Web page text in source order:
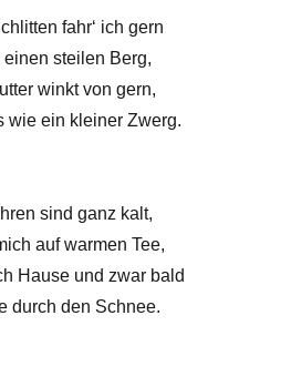
fahr‘ ich gern
einen steilen Berg,
winkt von gern,
wie ein kleiner Zwerg.
sind ganz kalt,
auf warmen Tee,
Hause und zwar bald
durch den Schnee.